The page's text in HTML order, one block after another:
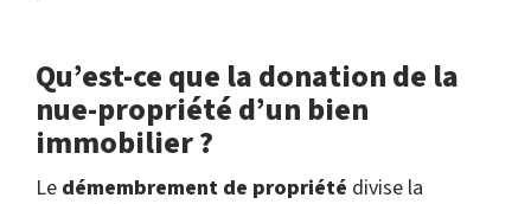
Qu’est-ce que la donation de la
nue-propriété d’un bien
immobilier ?
Le démembrement de propriété divise la